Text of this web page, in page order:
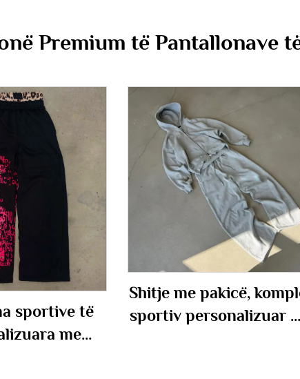
Premium të Pantallonave
sportive të
me
Shitje me pakicë,
sportiv personalizuar